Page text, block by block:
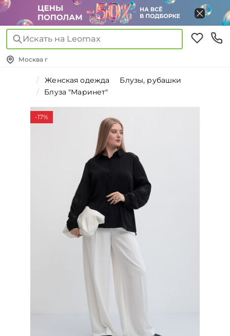
Искать на Leomax
Москва г
Женская одежда
Блузы, рубашки
Блуза "Маринет"
-17%